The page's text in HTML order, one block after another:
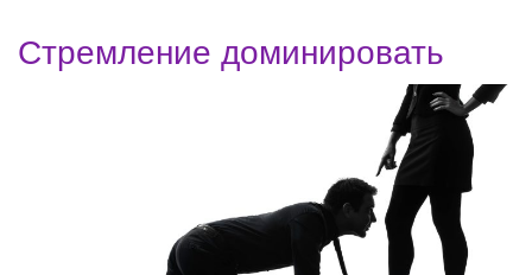
Стремление доминировать